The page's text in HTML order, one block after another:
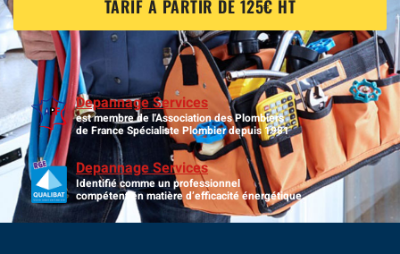
TARIF A PARTIR DE 125€ HT
Depannage Services
est membre de l'Association des Plombiers
de France Spécialiste Plombier depuis 1981
Depannage Services
Identifié comme un professionnel
compétent en matière d’efficacité énergétique.